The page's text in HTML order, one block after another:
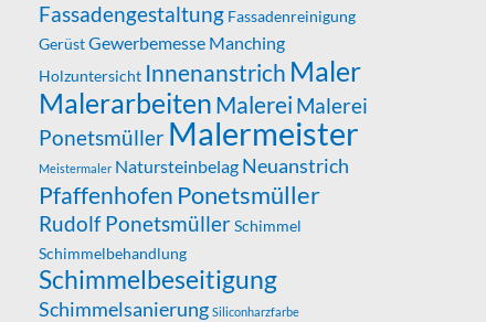
Fassadengestaltung Fassadenreinigung
GerüstGewerbemesse Manching
Holzuntersicht Innenanstrich Maler
Malerarbeiten Malerei Malerei
Ponetsmüller Malermeister
Meistermaler Natursteinbelag Neuanstrich
Pfaffenhofen Ponetsmüller
Rudolf PonetsmüllerSchimmel
Schimmelbehandlung
Schimmelbeseitigung
Schimmelsanierung Siliconharzfarbe